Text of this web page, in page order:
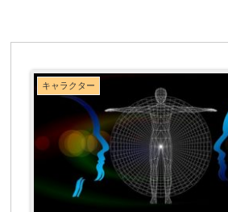
キャラクター